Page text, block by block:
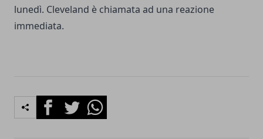
lunedì. Cleveland è chiamata ad una reazione
immediata.
FacebookTwitterWhatsapp